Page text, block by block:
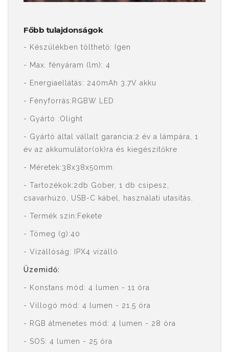
Főbb tulajdonságok
- Készülékben tölthető: Igen
- Max. fényáram (lm): 4
- Energiaellátás: 240mAh 3.7V akku
- Fényforrás:RGBW LED
- Gyártó :Olight
- Gyártó által vállalt garancia:2 év a lámpára, 1
év az akkumulátor(ok)ra és kiegészítőkre
- Méretek:38x38x50mm
- Tartozékok:2db Gober, 1 db csipesz,
csavarhúzó, USB-C kábel, használati utasítás.
- Termék szín:Fekete
- Tömeg (g):40
- Vízállóság: IPX4 vízálló
Üzemidő:
- Konstans mód: 4 lumen - 11 óra
- Villogó mód: 4 lumen - 21.5 óra
- RGB átmenetes mód: 4 lumen - 28 óra
- SOS: 4 lumen - 25 óra